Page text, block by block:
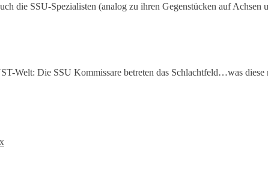
die SSU-Spezialisten (analog zu ihren Gegenstücken auf
Welt: Die SSU Kommissare betreten das Schlachtfeld…was